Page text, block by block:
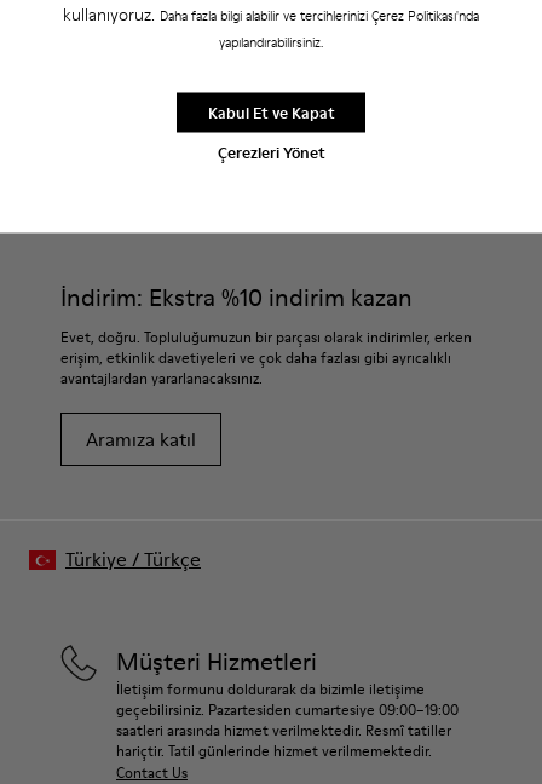
kullanıyoruz. Daha fazla bilgi alabilir ve tercihlerinizi Çerez Politikası'nda
yapılandırabilirsiniz.
Çerezleri Yönet
Kabul Et ve Kapat
İndirim: Ekstra %10 indirim kazan
Evet, doğru. Topluluğumuzun bir parçası olarak indirimler, erken
erişim, etkinlik davetiyeleri ve çok daha fazlası gibi ayrıcalıklı
avantajlardan yararlanacaksınız.
Aramıza katıl
Müşteri Hizmetleri
İletişim formunu doldurarak da bizimle iletişime
geçebilirsiniz. Pazartesiden cumartesiye 09:00–19:00
saatleri arasında hizmet verilmektedir. Resmî tatiller
hariçtir. Tatil günlerinde hizmet verilmemektedir.
Contact Us
Türkiye /Türkçe